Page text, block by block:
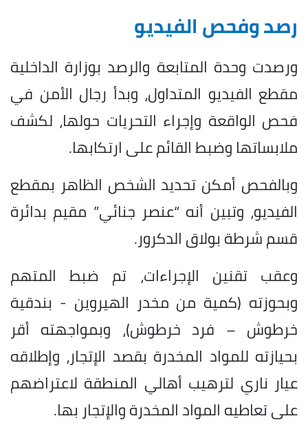
رصد وفحص الفيديو
ورصدت وحدة المتابعة والرصد بوزارة الداخلية
مقطع الفيديو المتداول، وبدأ رجال الأمن في
فحص الواقعة وإجراء التحريات حولها، لكشف
ملابساتها وضبط القائم على ارتكابها.
وبالفحص أمكن تحديد الشخص الظاهر بمقطع
الفيديو، وتبين أنه “عنصر جنائي” مقيم بدائرة
قسم شرطة بولاق الدكرور.
وعقب تقنين الإجراءات، تم ضبط المتهم
وبحوزته (كمية من مخدر الهيروين - بندقية
خرطوش – فرد خرطوش)، وبمواجهته أقر
بحيازته للمواد المخدرة بقصد الإتجار، وإطلاقه
عيار ناري لترهيب أهالي المنطقة لاعتراضهم
على تعاطيه المواد المخدرة والإتجار بها.